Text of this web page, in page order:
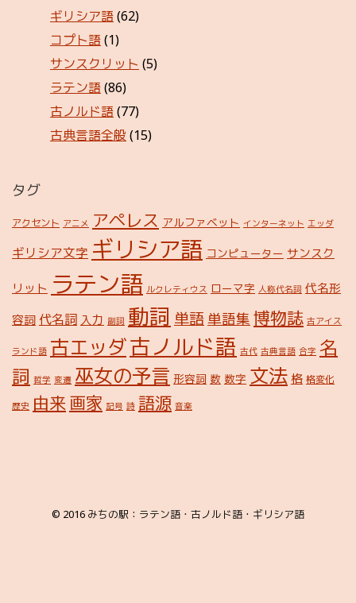
ギリシア語(62)
コプト語(1)
サンスクリット (5)
ラテン語(86)
古ノルド語(77)
古典言語全般 (15)
タグ
アクセント アニメ アペレス アルファベット インターネット エッダ
ギリシア文字 ギリシア語 コンピューター サンスク
リット ラテン語 ルクレティウス ローマ字 人称代名詞 代名形
容詞 代名詞 入力 副詞 動詞 単語単語集 博物誌 古アイス
ランド語 古エッダ古ノルド語 古代 古典言語 合字 名
詞 哲学 変遷 巫女の予言 形容詞 数 数字 文法 格 格変化
歴史 由来画家 記号 詩 語源 音楽
© 2016 みちの駅：ラテン語・古ノルド語・ギリシア語